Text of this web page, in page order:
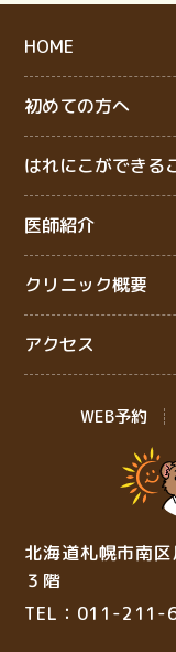
HOME
初めての方へ
はれにこができる
医師紹介
クリニック概要
アクセス
WEB予約
北海道札幌市南
３階
TEL：011-211-